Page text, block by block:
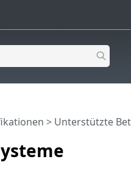
> Unterstützte